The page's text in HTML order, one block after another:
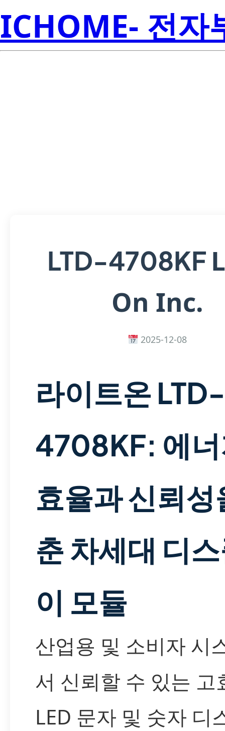
ICHOME- 전자
LTD-4708KF
On Inc.
2025-12-08
라이트온 LTD-
4708KF: 에
효율과 신뢰성
춘 차세대 디
이 모듈
산업용 및 소비자 시
서 신뢰할 수 있는 고
LED 문자 및 숫자 디